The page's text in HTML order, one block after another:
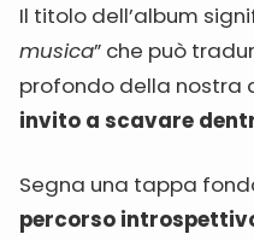
Il titolo dell’album
musica” che può
profondo della nostra
invito a scavare
Segna una tappa
percorso